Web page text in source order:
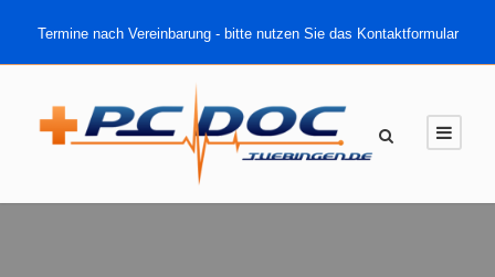
Termine nach Vereinbarung - bitte nutzen Sie das Kontaktformular